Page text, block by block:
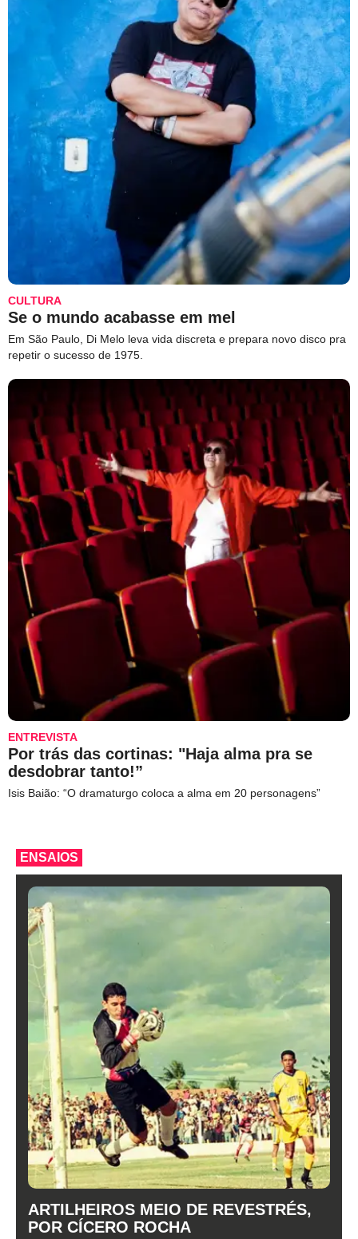
CULTURA
Se o mundo acabasse em mel
Em São Paulo, Di Melo leva vida discreta e prepara novo disco pra
repetir o sucesso de 1975.
ENTREVISTA
Por trás das cortinas: "Haja alma pra se
desdobrar tanto!”
Isis Baião: “O dramaturgo coloca a alma em 20 personagens”
ENSAIOS
ARTILHEIROS MEIO DE REVESTRÉS,
POR CÍCERO ROCHA